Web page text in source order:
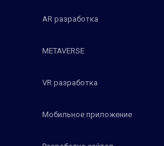
AR разработка
METAVERSE
VR разработка
Мобильное приложение